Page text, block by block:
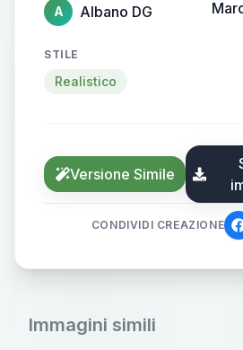
A Albano DG
STILE
Realistico
Versione Simile
CONDIVIDI CREAZIONE
Immagini simili